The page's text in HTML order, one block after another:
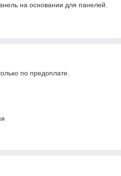
на основании для панелей.
по предоплате.